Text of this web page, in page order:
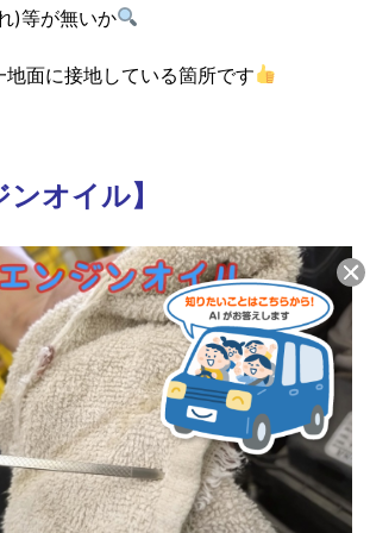
)等が無いか
面に接地している箇所です
オイル】